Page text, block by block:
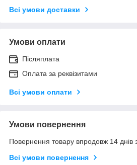
Всі умови доставки
Умови оплати
Післяплата
Оплата за реквізитами
Всі умови оплати
Умови повернення
Повернення товару впродовж 14 днів
Всі умови повернення